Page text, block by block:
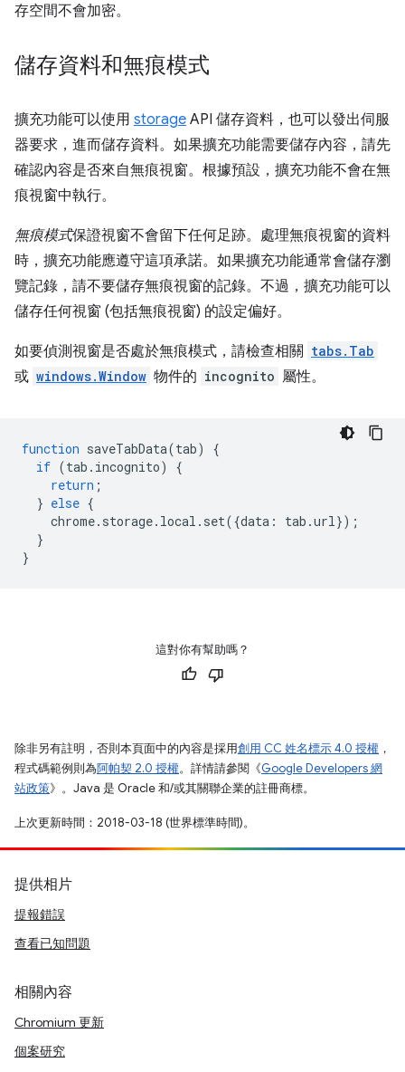
存空間不會加密。
儲存資料和無痕模式
擴充功能可以使用 storage API 儲存資料，也可以發出伺服
器要求，進而儲存資料。如果擴充功能需要儲存內容，請先
確認內容是否來自無痕視窗。根據預設，擴充功能不會在無
痕視窗中執行。
無痕模式保證視窗不會留下任何足跡。處理無痕視窗的資料
時，擴充功能應遵守這項承諾。如果擴充功能通常會儲存瀏
覽記錄，請不要儲存無痕視窗的記錄。不過，擴充功能可以
儲存任何視窗 (包括無痕視窗) 的設定偏好。
如要偵測視窗是否處於無痕模式，請檢查相關 tabs.Tab
或 windows.Window 物件的 incognito 屬性。
function saveTabData(tab)
{
if (tab . incognito)
{
return ;
} else {
chrome. storage. local . set({data : tab .url});
}
}
這對你有幫助嗎？
除非另有註明，否則本頁面中的內容是採用創用 CC 姓名標示 4.0 授權 ，
程式碼範例則為阿帕契 2.0 授權。詳情請參閱《Google Developers 網
站政策》。Java 是 Oracle 和/或其關聯企業的註冊商標。
上次更新時間：2018-03-18 (世界標準時間)。
提供相片
提報錯誤
查看已知問題
相關內容
Chromium 更新
個案研究